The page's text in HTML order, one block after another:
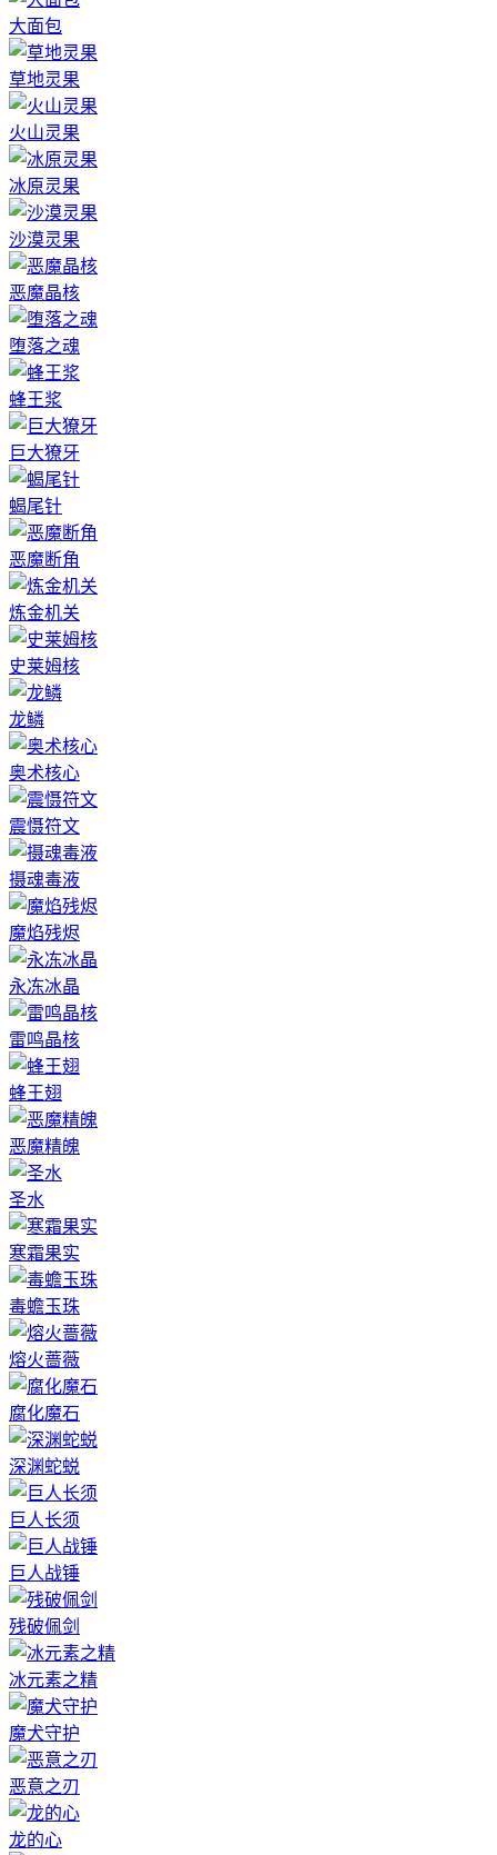
大面包
草地灵果
火山灵果
冰原灵果
沙漠灵果
恶魔晶核
堕落之魂
蜂王浆
巨大獠牙
蝎尾针
恶魔断角
炼金机关
史莱姆核
龙鳞
奥术核心
震慑符文
摄魂毒液
魔焰残烬
永冻冰晶
雷鸣晶核
蜂王翅
恶魔精魄
圣水
寒霜果实
毒蟾玉珠
熔火蔷薇
腐化魔石
深渊蛇蜕
巨人长须
巨人战锤
残破佩剑
冰元素之精
魔犬守护
恶意之刃
龙的心